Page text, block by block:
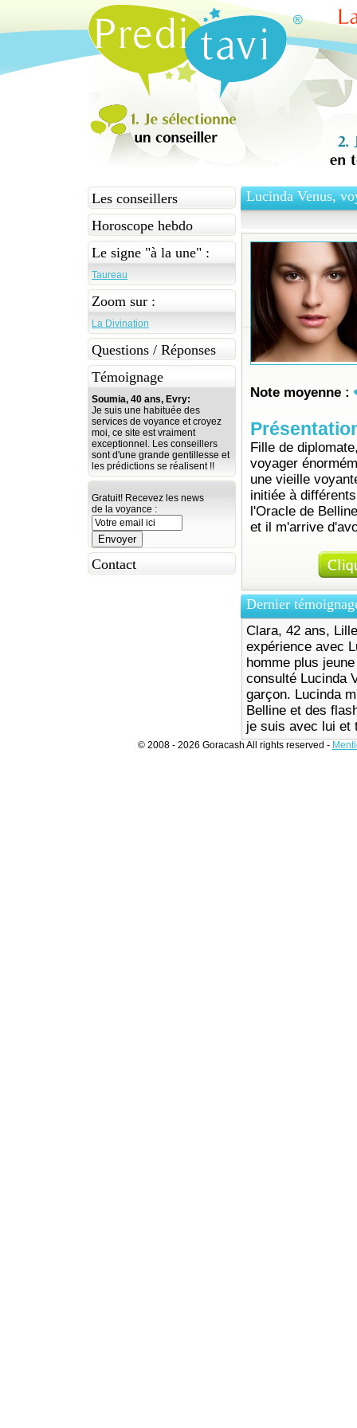
Les conseillers
Horoscope hebdo
Le signe "à la une" :
Taureau
Zoom sur :
La Divination
Questions / Réponses
Témoignage
Soumia, 40 ans, Evry:
Je suis une habituée des
services de voyance et croyez
moi, ce site est vraiment
exceptionnel. Les conseillers
sont d'une grande gentillesse et
les prédictions se réalisent !!
Gratuit! Recevez les news
de la voyance :
Contact
Lucinda Venus,
Note moyenne :
Fille de
voyager
une vieille
initiée à
l'Oracle de
et il m'arrive
Dernier
Clara, 42 ans,
expérience avec
homme plus
consulté Lucinda
garçon. Lucinda
Belline et des
je suis avec lui et
© 2008 - 2026 Goracash All rights reserved -